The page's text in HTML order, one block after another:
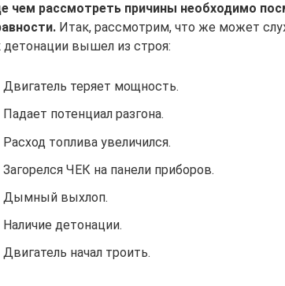
чем рассмотреть причины необходимо
Итак, рассмотрим, что же может
детонации вышел из строя:
Двигатель теряет мощность.
Падает потенциал разгона.
Расход топлива увеличился.
Загорелся ЧЕК на панели приборов.
Дымный выхлоп.
Наличие детонации.
Двигатель начал троить.